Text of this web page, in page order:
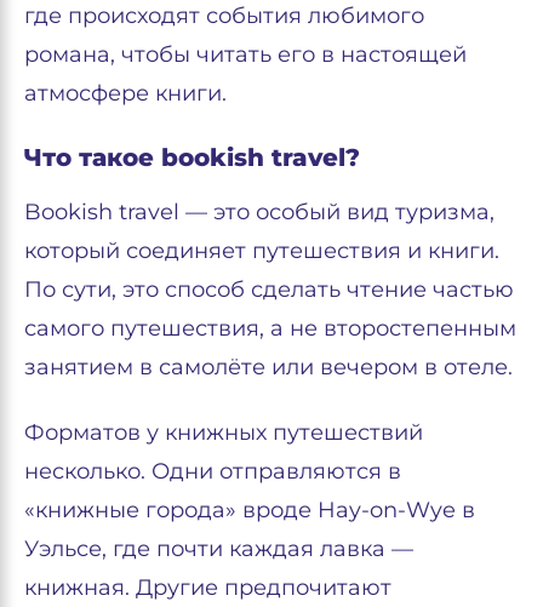
где происходят события любимого
романа, чтобы читать его в настоящей
атмосфере книги.
Что такое bookish travel?
Bookish travel — это особый вид туризма,
который соединяет путешествия и книги.
По сути, это способ сделать чтение частью
самого путешествия, а не второстепенным
занятием в самолёте или вечером в отеле.
Форматов у книжных путешествий
несколько. Одни отправляются в
«книжные города» вроде Hay-on-Wye в
Уэльсе, где почти каждая лавка —
книжная. Другие предпочитают